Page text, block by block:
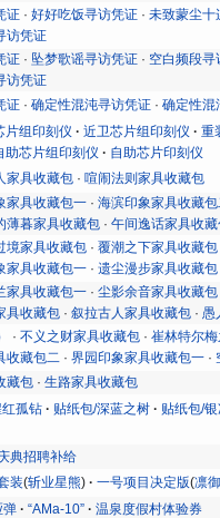
证 ·好好吃饭寻访凭证 ·未致蒙尘十
访凭证
证 · 坠梦歌谣寻访凭证 · 空白频段寻
访凭证
证 ·确定性混沌寻访凭证 ·确定性混
片组印刻仪 近卫芯片组印刻仪 重
助芯片组印刻仪 自助芯片印刻仪
家具收藏包 ·喧闹法则家具收藏包
家具收藏包一 ·海滨印象家具收藏
薄暮家具收藏包 ·午间逸话家具收
境家具收藏包 ·覆潮之下家具收藏包
家具收藏包一 ·遗尘漫步家具收藏包
家具收藏包一 ·尘影余音家具收藏包
具收藏包 ·叙拉古人家具收藏包 ·愚
·不义之财家具收藏包 ·崔林特尔
收藏包二 ·界园印象家具收藏包一 ·
藏包 ·生路家具收藏包
孤钻 贴纸包/深蓝之树 贴纸包/
典招聘补给
装(斩业星熊) 一号项目决定版(凛
弹 “AMa-10” 温泉度假村体验券